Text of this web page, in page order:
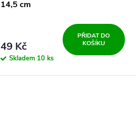
14,5 cm
49 Kč
Skladem 10 ks
PŘIDAT DO
KOŠÍKU